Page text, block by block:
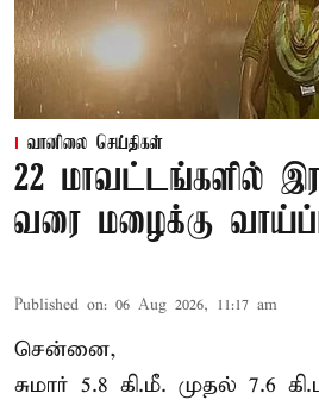
வானிலை செய்திகள்
22 மாவட்டங்களில்
வரை மழைக்கு
Published on: 06 Aug 2026, 11:17 am
சென்னை,
சுமார் 5.8 கி.மீ. முதல் 7.6